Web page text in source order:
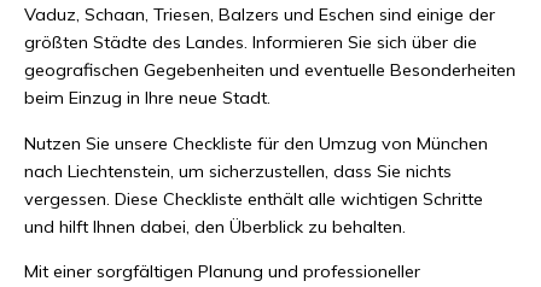
Vaduz, Schaan, Triesen, Balzers und Eschen sind einige der
größten Städte des Landes. Informieren Sie sich über die
geografischen Gegebenheiten und eventuelle Besonderheiten
beim Einzug in Ihre neue Stadt.
Nutzen Sie unsere Checkliste für den Umzug von München
nach Liechtenstein, um sicherzustellen, dass Sie nichts
vergessen. Diese Checkliste enthält alle wichtigen Schritte
und hilft Ihnen dabei, den Überblick zu behalten.
Mit einer sorgfältigen Planung und professioneller